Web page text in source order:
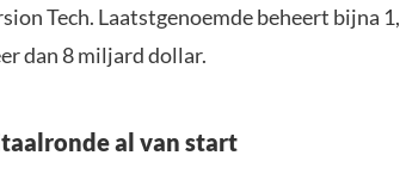
Tech. Laatstgenoemde beheert bijna
dan 8 miljard dollar.
al van start